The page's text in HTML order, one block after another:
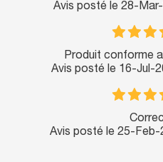
Avis posté le 28-
Produit conforme
Avis posté le 16-Jul-
Avis posté le 25-Feb-